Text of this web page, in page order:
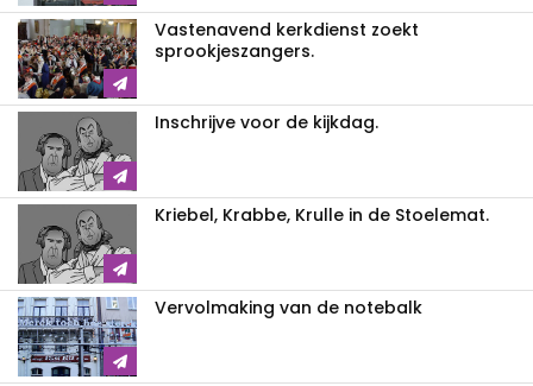
Vastenavend kerkdienst zoekt
sprookjeszangers.
Inschrijve voor de kijkdag.
Kriebel, Krabbe, Krulle in de Stoelemat.
Vervolmaking van de notebalk